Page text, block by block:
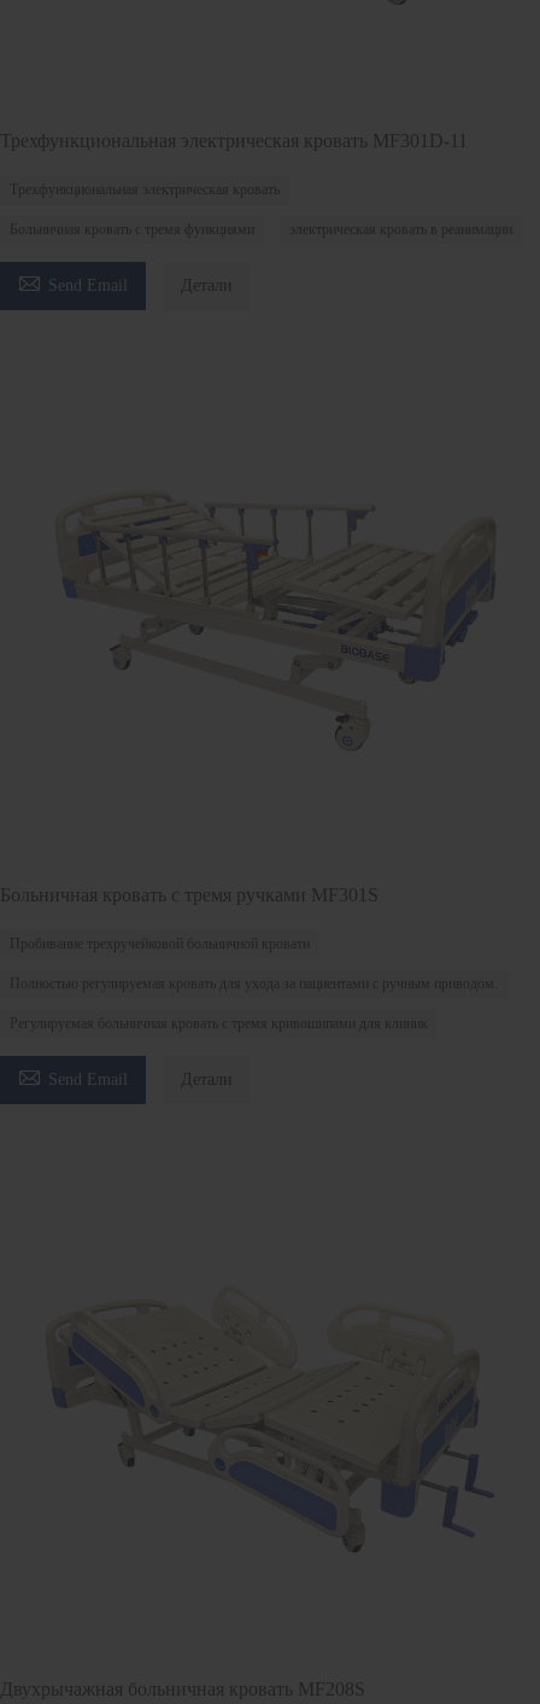
Трехфункциональная электрическая кровать MF301D-11
Трехфункциональная электрическая кровать
Больничная кровать с тремя функциями электрическая кровать в реанимации
 Send Email Детали
Больничная кровать с тремя ручками MF301S
Пробивание трехручейковой больничной кровати
Полностью регулируемая кровать для ухода за пациентами с ручным приводом.
Регулируемая больничная кровать с тремя кривошипами для клиник
 Send Email Детали
Двухрычажная больничная кровать MF208S